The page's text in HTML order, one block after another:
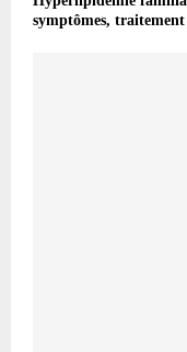
symptômes, traitement